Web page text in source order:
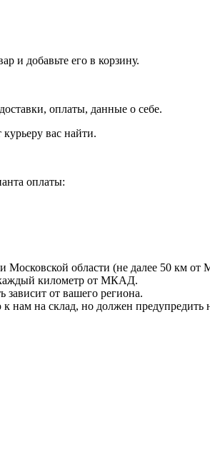
и добавьте его в корзину.
оплаты, данные о себе.
вас найти.
оплаты:
Московской области (не далее 50 км
каждый километр от МКАД.
от вашего региона.
нам на склад, но должен